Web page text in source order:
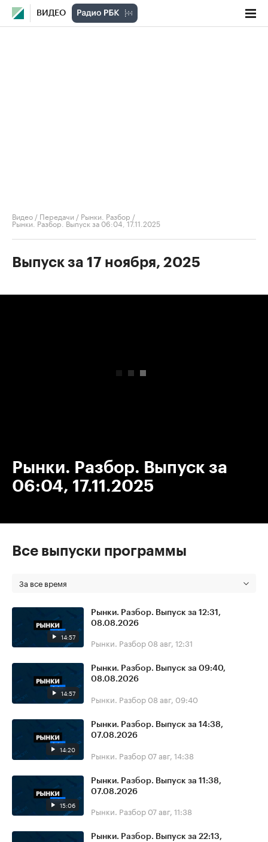
ВИДЕО
Видео / Передачи / Рынки. Разбор /
Рынки. Разбор. Выпуск за 06:04, 17.11.2025
Выпуск за 17 ноября, 2025
Рынки. Разбор. Выпуск за
06:04, 17.11.2025
Все выпуски программы
За все время
14:57
Рынки. Разбор. Выпуск за 12:31,
08.08.2026
Рынки. Разбор 08 авг, 12:31
14:57
Рынки. Разбор. Выпуск за 09:40,
08.08.2026
Рынки. Разбор 08 авг, 09:40
14:20
Рынки. Разбор. Выпуск за 14:38,
07.08.2026
Рынки. Разбор 07 авг, 14:38
15:06
Рынки. Разбор. Выпуск за 11:38,
07.08.2026
Рынки. Разбор 07 авг, 11:38
Рынки. Разбор. Выпуск за 22:13,